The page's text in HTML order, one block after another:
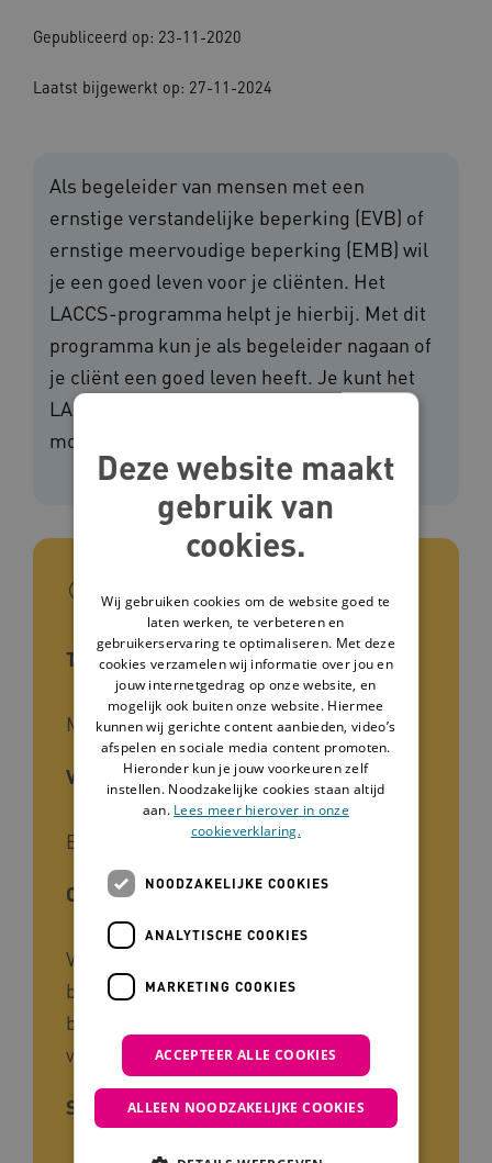
Gepubliceerd op: 23-11-2020
Laatst bijgewerkt op: 27-11-2024
Als begeleider van mensen met een
ernstige verstandelijke beperking (EVB) of
ernstige meervoudige beperking (EMB) wil
je een goed leven voor je cliënten. Het
LACCS-programma helpt je hierbij. Met dit
programma kun je als begeleider nagaan of
je cliënt een goed leven heeft. Je kunt het
LACCS-programma ook gebruiken bij
moeilijk verstaanbaar gedrag.
In het kort
Type tool
Methode
Voor wie
Begeleiders
Cliëntgroep
Verstandelijke beperking, Meervoudige
beperking, Ernstig meervoudige
beperking, Ouderen, Ernstig
verstandelijke beperking plus
Soort kennis
Deze website maakt
gebruik van
cookies.
Wij gebruiken cookies om de website goed te
laten werken, te verbeteren en
gebruikerservaring te optimaliseren. Met deze
cookies verzamelen wij informatie over jou en
jouw internetgedrag op onze website, en
mogelijk ook buiten onze website. Hiermee
kunnen wij gerichte content aanbieden, video’s
afspelen en sociale media content promoten.
Hieronder kun je jouw voorkeuren zelf
instellen. Noodzakelijke cookies staan altijd
aan. Lees meer hierover in onze
cookieverklaring.
NOODZAKELIJKE COOKIES
ANALYTISCHE COOKIES
MARKETING COOKIES
ACCEPTEER ALLE COOKIES
ALLEEN NOODZAKELIJKE COOKIES